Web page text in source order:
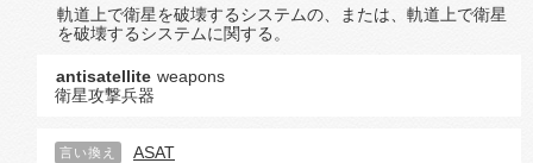
軌道上で衛星を破壊するシステムの、または、軌道上で衛星
を破壊するシステムに関する。
antisatellite weapons
衛星攻撃兵器
言い換え ASAT